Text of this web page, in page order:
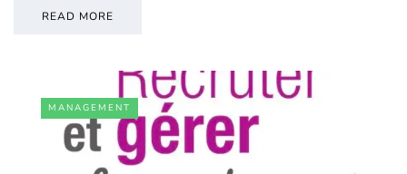
READ MORE
MANAGEMENT